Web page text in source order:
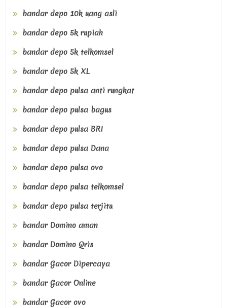
bandar depo 10k uang asli
bandar depo 5k rupiah
bandar depo 5k telkomsel
bandar depo 5k XL
bandar depo pulsa anti rungkat
bandar depo pulsa bagus
bandar depo pulsa BRI
bandar depo pulsa Dana
bandar depo pulsa ovo
bandar depo pulsa telkomsel
bandar depo pulsa terjitu
bandar Domino aman
bandar Domino Qris
bandar Gacor Dipercaya
bandar Gacor Online
bandar Gacor ovo